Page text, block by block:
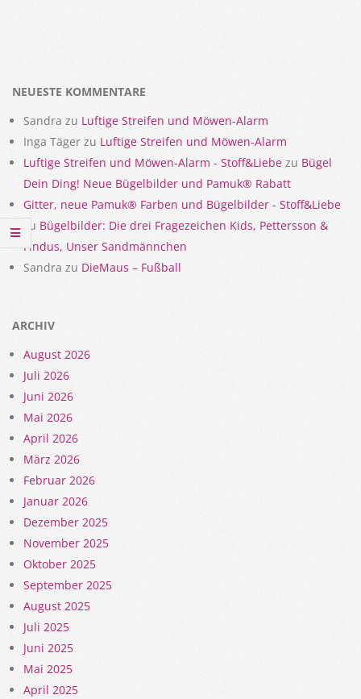
NEUESTE KOMMENTARE
Sandra zu Luftige Streifen und Möwen-Alarm
Inga Täger zu Luftige Streifen und Möwen-Alarm
Luftige Streifen und Möwen-Alarm - Stoff&Liebe zu Bügel
Dein Ding! Neue Bügelbilder und Pamuk® Rabatt
Gitter, neue Pamuk® Farben und Bügelbilder - Stoff&Liebe
zu Bügelbilder: Die drei Fragezeichen Kids, Pettersson &
Findus, Unser Sandmännchen
Sandra zu DieMaus – Fußball
ARCHIV
August 2026
Juli 2026
Juni 2026
Mai 2026
April 2026
März 2026
Februar 2026
Januar 2026
Dezember 2025
November 2025
Oktober 2025
September 2025
August 2025
Juli 2025
Juni 2025
Mai 2025
April 2025